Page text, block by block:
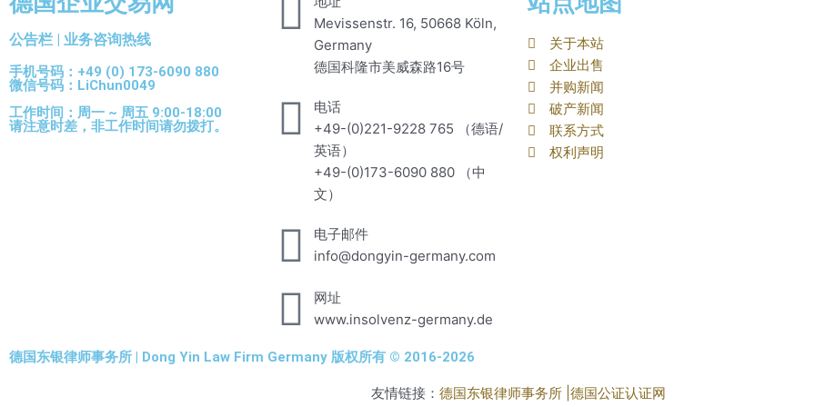
公告栏 | 业务咨询热线
手机号码：+49 (0) 173-6090 880
微信号码：LiChun0049
工作时间：周一 ~ 周五 9:00-18:00
请注意时差，非工作时间请勿拨打。
Mevissenstr. 16, 50668 Köln,
Germany
德国科隆市美威森路16号
电话
+49-(0)221-9228 765 （德语/
英语）
+49-(0)173-6090 880 （中
文）
电子邮件
info@dongyin-germany.com
网址
www.insolvenz-germany.de
关于本站
企业出售
并购新闻
破产新闻
联系方式
权利声明
德国东银律师事务所 | Dong Yin Law Firm Germany 版权所有 © 2016-2026
友情链接： 德国东银律师事务所 | 德国公证认证网